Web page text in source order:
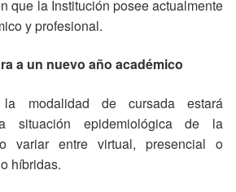
que la Institución posee actualmente
y profesional.
a un nuevo año académico
modalidad de cursada estará
situación epidemiológica de la
variar entre virtual, presencial o
híbridas.